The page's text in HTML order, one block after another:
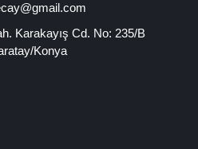
Karakayış Cd. No: 235/B
Konya